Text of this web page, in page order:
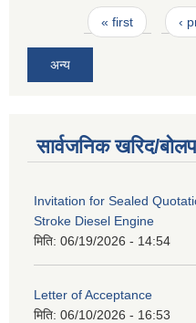
Pages« first ‹
अन्य
सार्वजनिक खरिद/
Invitation for Sealed
Stroke Diesel Engine
मिति: 06/19/2026 - 14:54
Letter of Acceptance
मिति: 06/10/2026 - 16:53